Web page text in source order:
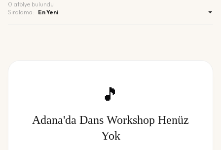
0 atölye bulundu
Sıralama:
🎵
Adana'da Dans Workshop Henüz
Yok